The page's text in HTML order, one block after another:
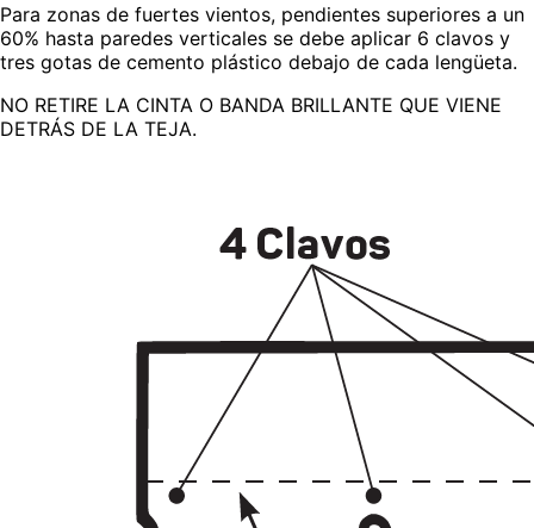
Para zonas de fuertes vientos, pendientes superiores a un
60% hasta paredes verticales se debe aplicar 6 clavos y
tres gotas de cemento plástico debajo de cada lengüeta.
NO RETIRE LA CINTA O BANDA BRILLANTE QUE VIENE
DETRÁS DE LA TEJA.